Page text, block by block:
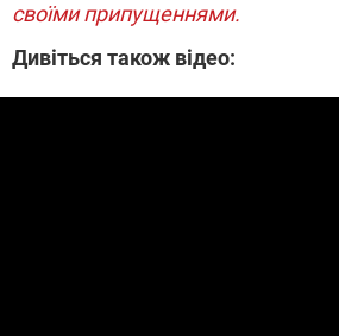
своїмиприпущеннями.
Дивіться також відео: